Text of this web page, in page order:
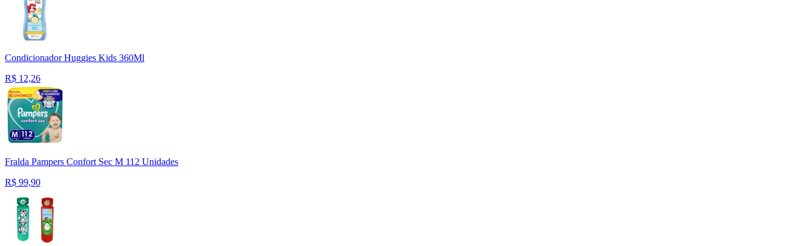
Condicionador Huggies Kids 360Ml
R$ 12,26
Fralda Pampers Confort Sec M 112 Unidades
R$ 99,90